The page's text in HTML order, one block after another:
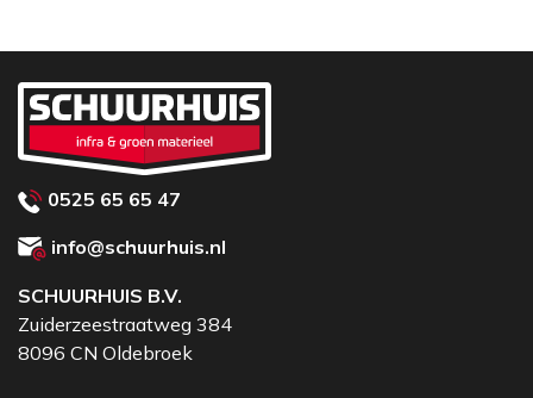
0525 65 65 47
info@schuurhuis.nl
SCHUURHUIS B.V.
Zuiderzeestraatweg 384
8096 CN Oldebroek